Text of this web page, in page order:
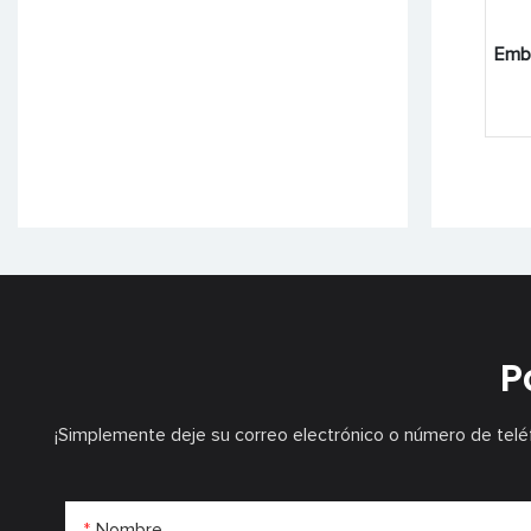
¡Simplemente deje su correo electrónico o número de